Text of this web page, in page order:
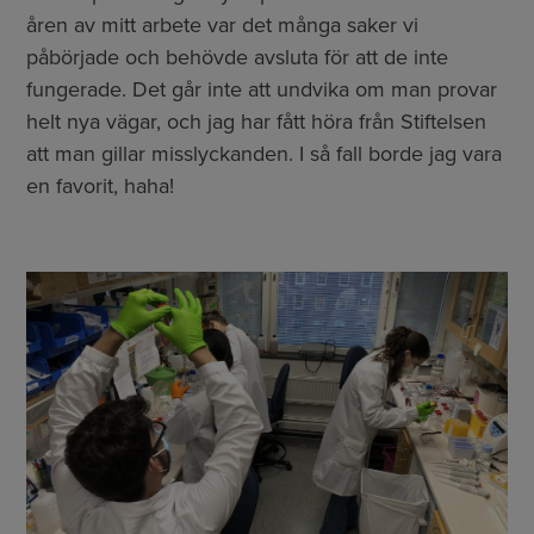
åren av mitt arbete var det många saker vi
påbörjade och behövde avsluta för att de inte
fungerade. Det går inte att undvika om man provar
helt nya vägar, och jag har fått höra från Stiftelsen
att man gillar misslyckanden. I så fall borde jag vara
en favorit, haha!